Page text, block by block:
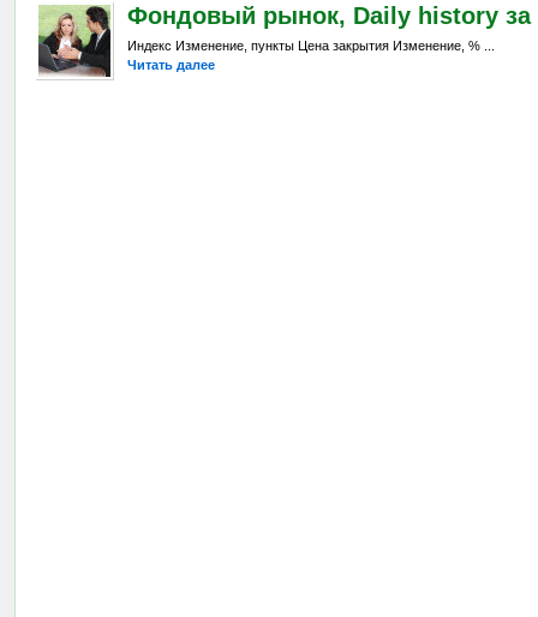
Фондовый рынок, Daily history за
Индекс Изменение, пункты Цена закрытия Изменение, % ...
Читать далее